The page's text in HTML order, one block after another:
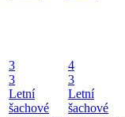
3
3
Letní
šachové
4
3
Letní
šachové